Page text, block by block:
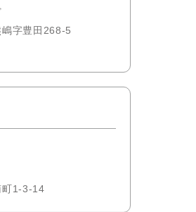
字豊田268-5
1-3-14